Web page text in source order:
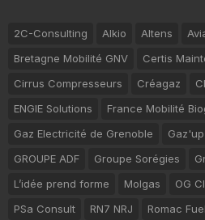
2C-Consulting Alkio Altens
Bretagne Mobilité GNV
Certis
Cirrus Compresseurs
Créagaz
ENGIE Solutions
France Mobilité
Gaz Electricité de Grenoble
Gaz'up
GROUPE ADF
Groupe Sorégies
L’idée prend forme
Molgas OG
PSa Consult
RN7 NRJ Romac